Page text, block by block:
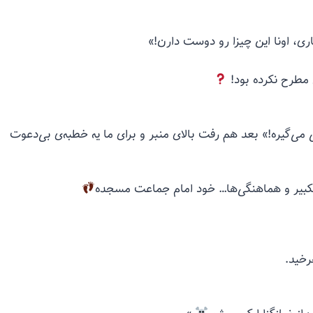
اونا این چیزا رو دوست دارن!»
نکرده بود!
می‌گیره!» بعد هم رفت بالای منبر و برای ما یه خطبه‌ی بی‌دعوت
و هماهنگی‌ها… خود امام جماعت مسجده